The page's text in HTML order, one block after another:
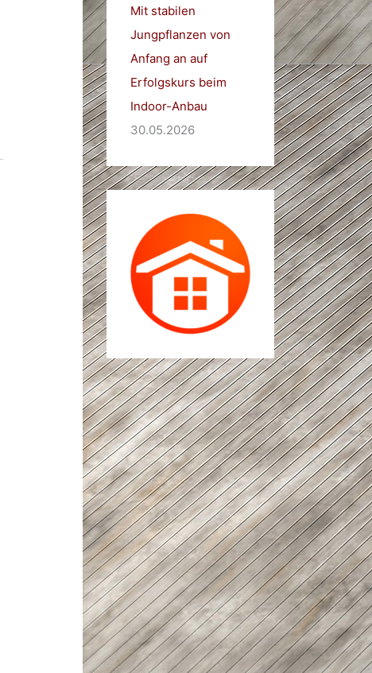
Mit stabilen
Jungpflanzen von
Anfang an auf
Erfolgskurs beim
Indoor-Anbau
30.05.2026